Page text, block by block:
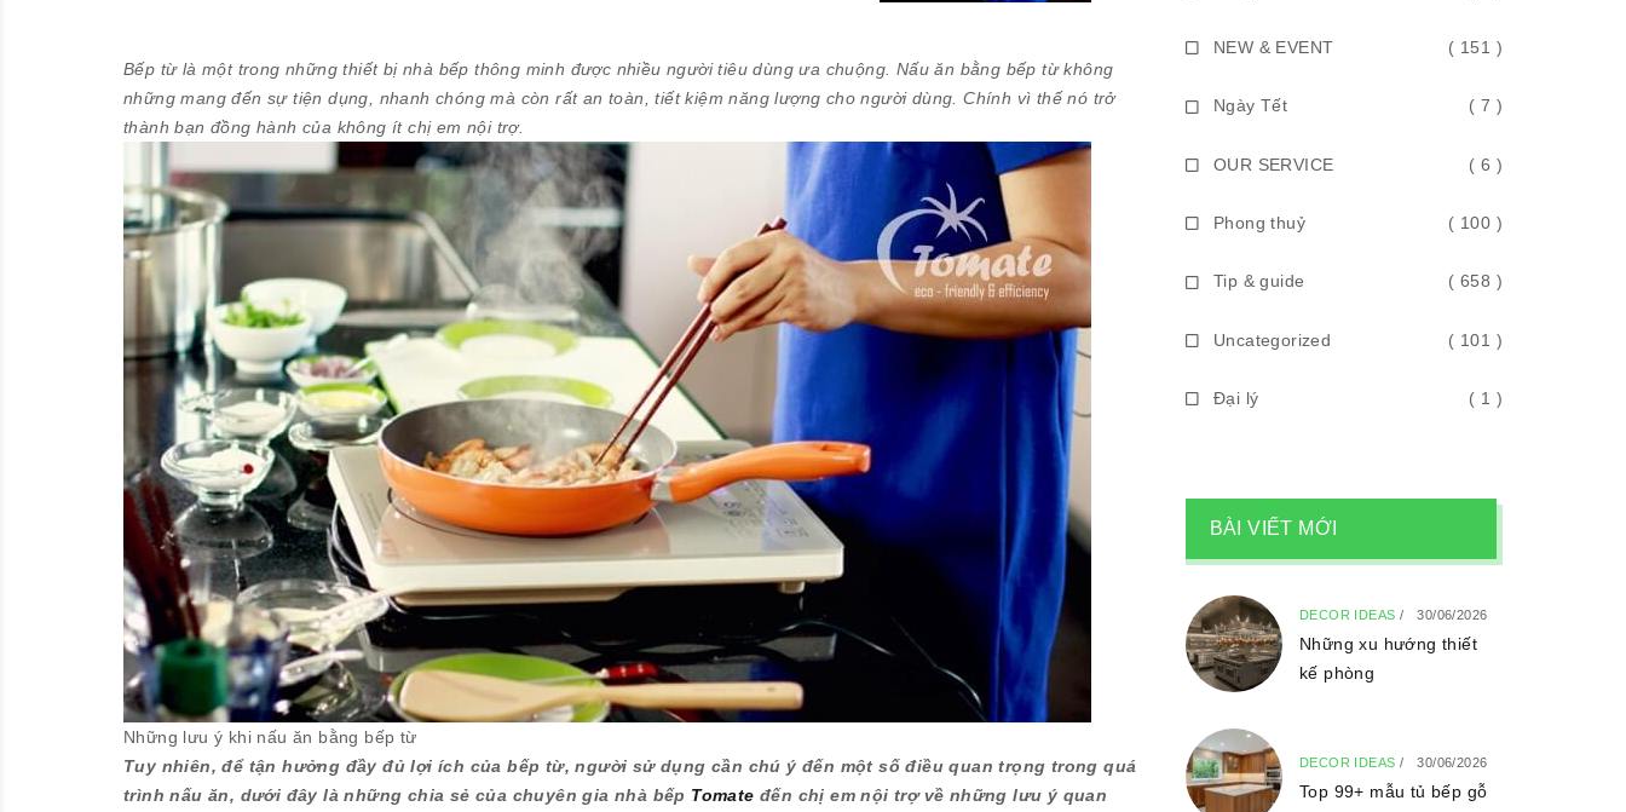
Bếp từ là một trong những thiết bị nhà bếp thông minh được nhiều người tiêu dùng ưa chuộng. Nấu ăn bằng bếp từ không
những mang đến sự tiện dụng, nhanh chóng mà còn rất an toàn, tiết kiệm năng lượng cho người dùng. Chính vì thế nó trở
thành bạn đồng hành của không ít chị em nội trợ.
Những lưu ý khi nấu ăn bằng bếp từ
Tuy nhiên, để tận hưởng đầy đủ lợi ích của bếp từ, người sử dụng cần chú ý đến một số điều quan trọng trong quá
trình nấu ăn, dưới đây là những chia sẻ của chuyên gia nhà bếp Tomate đến chị em nội trợ về những lưu ý quan
NEW & EVENT ( 151 )
Ngày Tết ( 7 )
OUR SERVICE ( 6 )
Phong thuỷ ( 100 )
Tip & guide ( 658 )
Uncategorized ( 101 )
Đại lý ( 1 )
BÀI VIẾT MỚI
DECOR IDEAS / 30/06/2026
Những xu hướng thiết
kế phòng
DECOR IDEAS / 30/06/2026
Top 99+ mẫu tủ bếp gỗ